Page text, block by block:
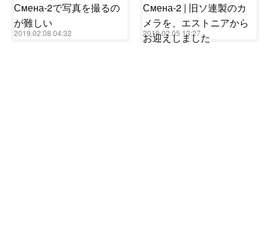
Смена-2で写真を撮るの
が難しい
2019.02.08 04:32
Смена-2 | 旧ソ連製のカ
メラを、エストニアから
お迎えしました
2019.02.05 13:27